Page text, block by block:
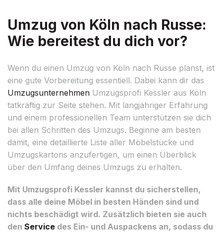
Umzug von Köln nach Russe:
Wie bereitest du dich vor?
Wenn du einen Umzug von Köln nach Russe planst, ist
eine gute Vorbereitung essentiell. Dabei kann dir das
Umzugsunternehmen Umzugsprofi Kessler aus Köln
tatkräftig zur Seite stehen. Mit langjähriger Erfahrung
und einem professionellen Team unterstützen sie dich
bei allen Schritten des Umzugs. Beginne am besten
damit, eine detaillierte Liste aller Möbelstücke und
Umzugskartons anzufertigen, um einen Überblick
über den Umfang deines Umzugs zu erhalten.
Mit Umzugsprofi Kessler kannst du sicherstellen,
dass alle deine Möbel in besten Händen sind und
nichts beschädigt wird. Zusätzlich bieten sie auch
den Service des Ein- und Auspackens an, sodass du